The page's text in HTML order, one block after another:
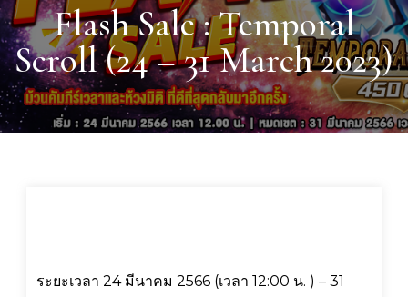
Flash Sale : Temporal
Scroll (24 – 31 March 2023)
ระยะเวลา 24 มีนาคม 2566 (เวลา 12:00 น. ) – 31